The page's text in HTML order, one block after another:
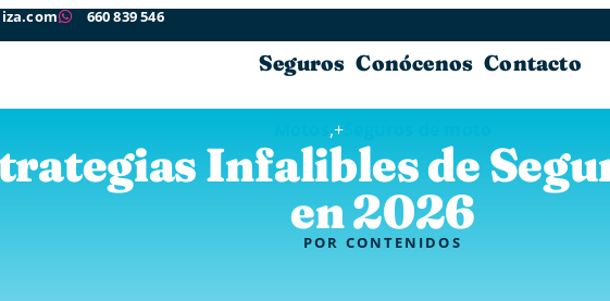
660 839 546
Seguros Conócenos Contacto
,+
Infalibles de
en 2026
POR CONTENIDOS